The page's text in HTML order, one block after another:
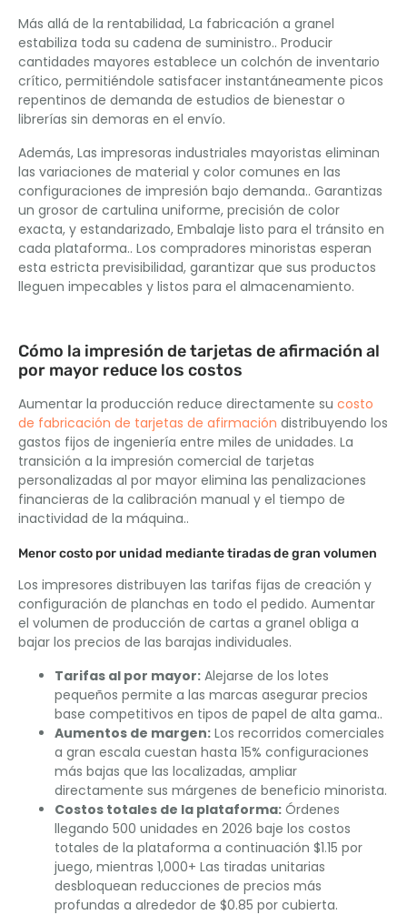
Más allá de la rentabilidad, La fabricación a granel
estabiliza toda su cadena de suministro.. Producir
cantidades mayores establece un colchón de inventario
crítico, permitiéndole satisfacer instantáneamente picos
repentinos de demanda de estudios de bienestar o
librerías sin demoras en el envío.
Además, Las impresoras industriales mayoristas eliminan
las variaciones de material y color comunes en las
configuraciones de impresión bajo demanda.. Garantizas
un grosor de cartulina uniforme, precisión de color
exacta, y estandarizado, Embalaje listo para el tránsito en
cada plataforma.. Los compradores minoristas esperan
esta estricta previsibilidad, garantizar que sus productos
lleguen impecables y listos para el almacenamiento.
Cómo la impresión de tarjetas de afirmación al
por mayor reduce los costos
Aumentar la producción reduce directamente su costo
de fabricación de tarjetas de afirmación distribuyendo los
gastos fijos de ingeniería entre miles de unidades. La
transición a la impresión comercial de tarjetas
personalizadas al por mayor elimina las penalizaciones
financieras de la calibración manual y el tiempo de
inactividad de la máquina..
Menor costo por unidad mediante tiradas de gran volumen
Los impresores distribuyen las tarifas fijas de creación y
configuración de planchas en todo el pedido. Aumentar
el volumen de producción de cartas a granel obliga a
bajar los precios de las barajas individuales.
Tarifas al por mayor: Alejarse de los lotes
pequeños permite a las marcas asegurar precios
base competitivos en tipos de papel de alta gama..
Aumentos de margen: Los recorridos comerciales
a gran escala cuestan hasta 15% configuraciones
más bajas que las localizadas, ampliar
directamente sus márgenes de beneficio minorista.
Costos totales de la plataforma: Órdenes
llegando 500 unidades en 2026 baje los costos
totales de la plataforma a continuación $1.15 por
juego, mientras 1,000+ Las tiradas unitarias
desbloquean reducciones de precios más
profundas a alrededor de $0.85 por cubierta.